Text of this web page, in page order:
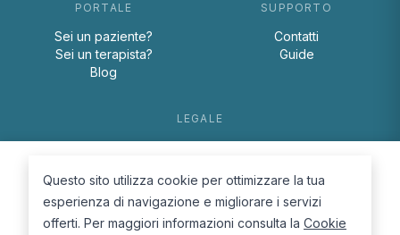
PORTALE
Sei un paziente?
Sei un terapista?
Blog
SUPPORTO
Contatti
Guide
LEGALE
Cookie Policy
Questo sito utilizza cookie per ottimizzare la tua
esperienza di navigazione e migliorare i servizi
offerti. Per maggiori informazioni consulta la Cookie